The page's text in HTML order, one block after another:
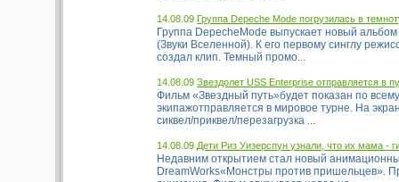
14.08.09Группа Depeche Mode погрузилась в
Группа DepecheMode выпускает новый
(Звуки Вселенной). К его первому синглу
создал клип. Темный промо...
14.08.09Звездолет USS Enterprise отправляется в
Фильм «Звездный путь»будет показан по
экипажотправляется в мировое турне. На
сиквел/приквел/перезагрузка ...
14.08.09 Дети Риз Уизерспун узнали, что их мама -
Недавним открытием стал новый
DreamWorks«Монстры против пришельцев».